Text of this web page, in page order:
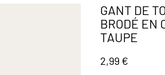
GANT DE
BRODÉ EN
TAUPE
2,99 €